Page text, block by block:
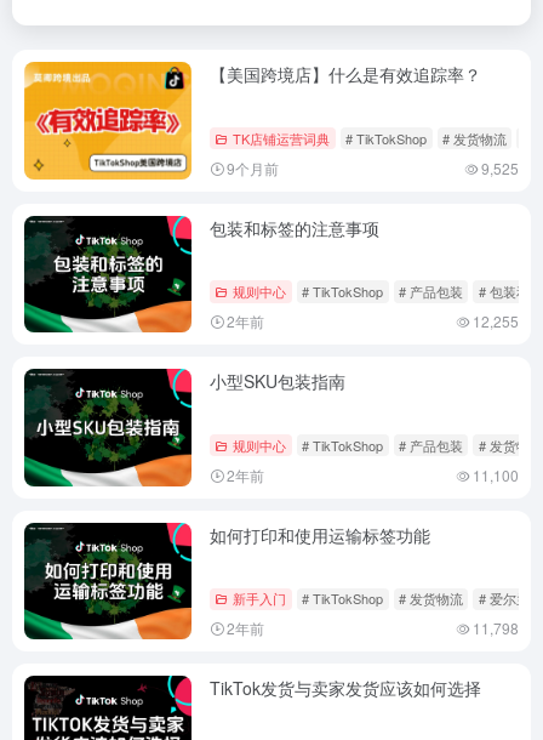
【美国跨境店】什么是有效追踪率？
TK店铺运营词典 # TikTokShop # 发货物流
9个月前 9,525
包装和标签的注意事项
规则中心 # TikTokShop # 产品包装 # 包装和
2年前 12,255
小型SKU包装指南
规则中心 # TikTokShop # 产品包装 # 发货物流
2年前 11,100
如何打印和使用运输标签功能
新手入门 # TikTokShop # 发货物流 # 爱尔兰
2年前 11,798
TikTok发货与卖家发货应该如何选择